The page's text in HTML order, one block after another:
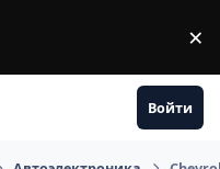
×
Войти